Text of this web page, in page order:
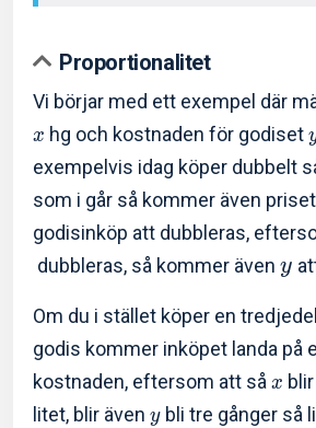
Proportionalitet
Vi börjar med ett exempel där
x hg och kostnaden för godiset
exempelvis idag köper dubbelt
som i går så kommer även
godisinköp att dubbleras,
dubbleras, så kommer även y
Om du i stället köper en
godis kommer inköpet landa på
kostnaden, eftersom att så x
litet, blir även ybli tre gånger så